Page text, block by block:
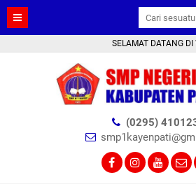
SELAMAT DATANG DI
(0295)